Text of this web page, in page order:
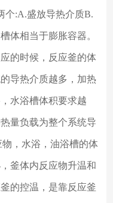
个:A.盛放导热介质B.
体相当于膨胀容器。
的时候，反应釜的体
导热介质越多，加热
水浴槽体积要求越
量负载为整个系统导
，水浴，油浴槽的体
釜体内反应物升温和
的控温，是靠反应釜